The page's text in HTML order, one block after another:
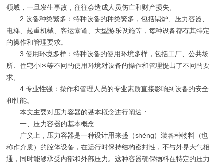
领域，一旦发生事故，往往会造成人员伤亡和财产损失。
2.设备种类繁多：特种设备的种类繁多，包括锅炉、压力容器、
电梯、起重机械、客运索道、大型游乐设施等，每种设备都有其特定
的操作和管理要求。
3.使用环境多样：特种设备的使用环境多样，包括工厂、公共场
所、住宅小区等不同的使用环境对设备的操作和管理提出了不同的要
求。
4.专业性强：操作和管理人员的专业素质直接影响到设备的安全
和性能。
本文主要对压力容器的基本概念进行阐述：
一、压力容器的基本概念
广义上，压力容器是一种设计用来盛（shèng）装各种物料（也
称作介质）的腔体设备，在运行时保持结构密封性，不与外界大气相
通，同时能够承受内部和外部压力。这种容器确保物料在特定的压力